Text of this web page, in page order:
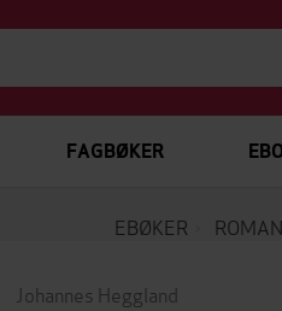
FAGBØKER
EBØKER
Johannes Heggland